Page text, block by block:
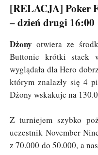
[RELACJA] Poker
– dzień drugi 16:00
Dżony otwiera ze
Buttonie krótki stack
wyglądała dla Hero
którym znalazły się 4
Dżony wskakuje na
Z turniejem szybko
uczestnik November
z 70.000 do 50.000, a